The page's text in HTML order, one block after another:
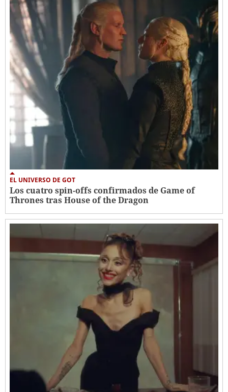
EL UNIVERSO DE GOT
Los cuatro spin-offs confirmados de Game of
Thrones tras House of the Dragon